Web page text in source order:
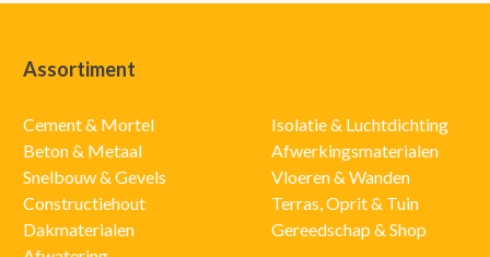
Assortiment
Cement & Mortel
Beton & Metaal
Snelbouw & Gevels
Constructiehout
Dakmaterialen
Isolatie & Luchtdichting
Afwerkingsmaterialen
Vloeren & Wanden
Terras, Oprit & Tuin
Gereedschap & Shop